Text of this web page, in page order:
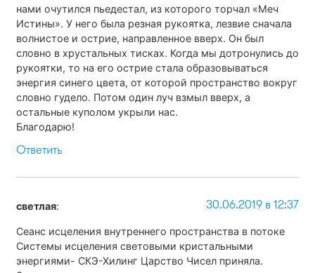
нами очутился пьедестал, из которого торчал «Меч
Истины». У него была резная рукоятка, лезвие сначала
волнистое и острие, направленное вверх. Он был
словно в хрустальных тисках. Когда мы дотронулись до
рукоятки, то на его острие стала образовываться
энергия синего цвета, от которой пространство вокруг
словно гудело. Потом один луч взмыл вверх, а
остальные куполом укрыли нас.
Благодарю!
Ответить
светлая: 30.06.2019 в 12:37
Сеанс исцеления внутреннего пространства в потоке
Системы исцеления световыми кристальными
энергиями- СКЭ-Хилинг Царство Чисел приняла.